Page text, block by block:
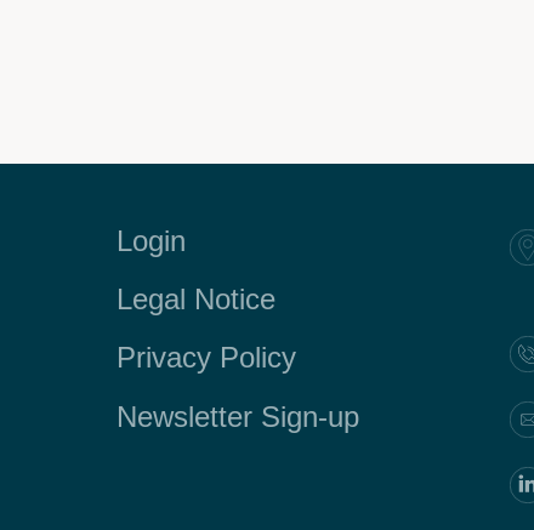
Login
Legal Notice
Privacy Policy
Newsletter Sign-up